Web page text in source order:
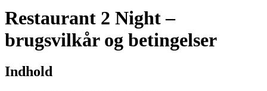
Restaurant 2 Night –
brugsvilkår og betingelser
Indhold